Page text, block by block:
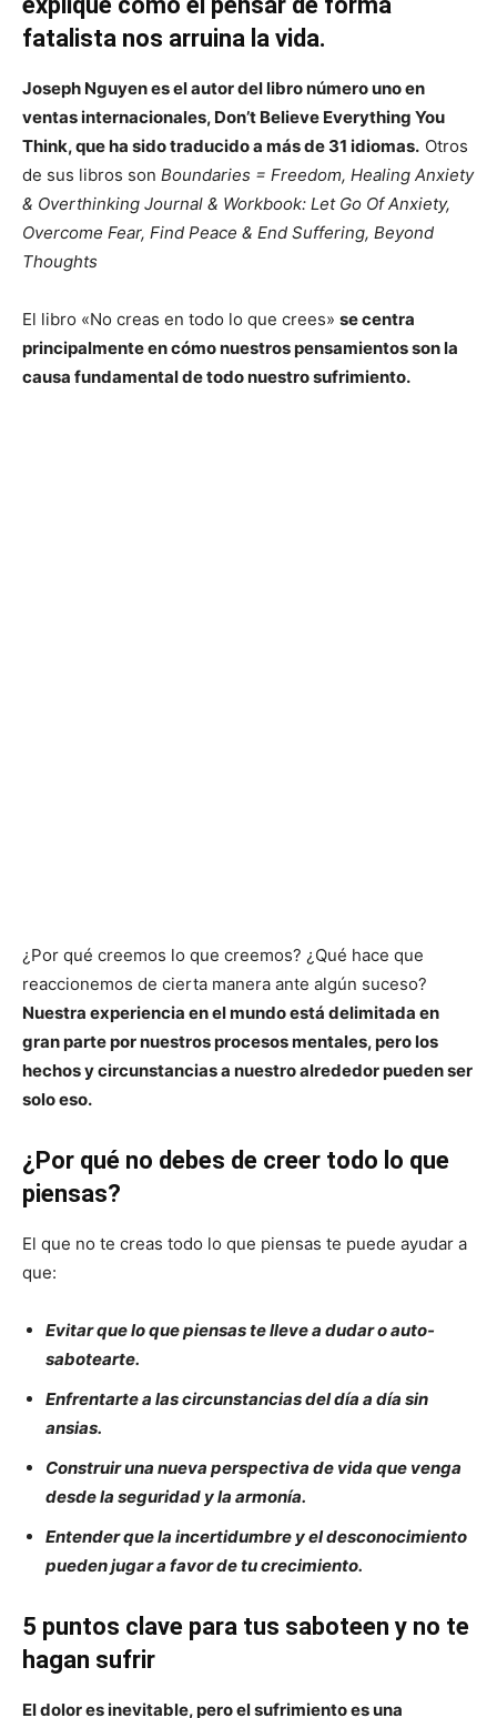
fatalista nos arruina la vida.
Joseph Nguyen es el autor del libro número uno en
ventas internacionales, Don’t Believe Everything You
Think, que ha sido traducido a más de 31 idiomas. Otros
de sus libros son Boundaries = Freedom, Healing Anxiety
& Overthinking Journal & Workbook: Let Go Of Anxiety,
Overcome Fear, Find Peace & End Suffering, Beyond
Thoughts
El libro «No creas en todo lo que crees» se centra
principalmente en cómo nuestros pensamientos son la
causa fundamental de todo nuestro sufrimiento.
¿Por qué creemos lo que creemos? ¿Qué hace que
reaccionemos de cierta manera ante algún suceso?
Nuestra experiencia en el mundo está delimitada en
gran parte por nuestros procesos mentales, pero los
hechos y circunstancias a nuestro alrededor pueden ser
solo eso.
¿Por qué no debes de creer todo lo que
piensas?
El que no te creas todo lo que piensas te puede ayudar a
que:
Evitar que lo que piensas te lleve a dudar o auto-
sabotearte.
Enfrentarte a las circunstancias del día a día sin
ansias.
Construir una nueva perspectiva de vida que venga
desde la seguridad y la armonía.
Entender que la incertidumbre y el desconocimiento
pueden jugar a favor de tu crecimiento.
5 puntos clave para tus saboteen y no te
hagan sufrir
El dolor es inevitable, pero el sufrimiento es una